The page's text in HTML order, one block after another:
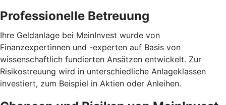
Professionelle Betreuung
Ihre Geldanlage bei MeinInvest wurde von
Finanzexpertinnen und -experten auf Basis von
wissenschaftlich fundierten Ansätzen entwickelt. Zur
Risikostreuung wird in unterschiedliche Anlageklassen
investiert, zum Beispiel in Aktien oder Anleihen.